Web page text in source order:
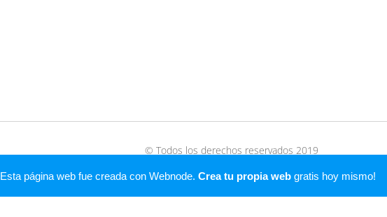
© Todos los derechos reservados 2019
Esta página web fue creada con Webnode. Crea tu propia web gratis hoy mismo!